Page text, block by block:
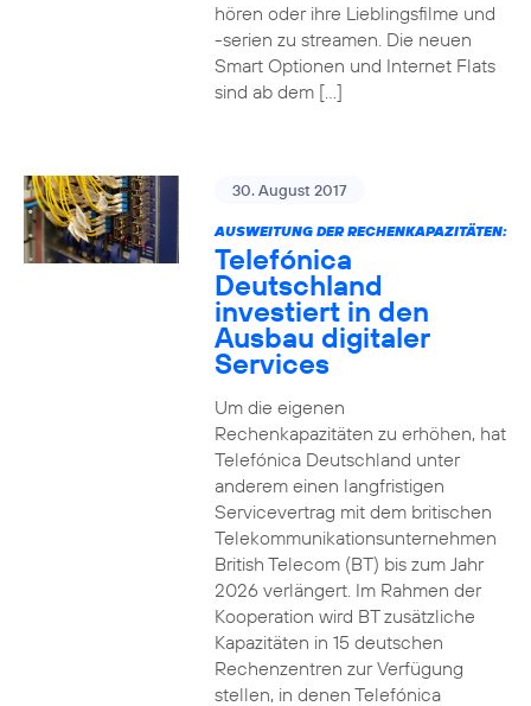
hören oder ihre Lieblingsfilme und
-serien zu streamen. Die neuen
Smart Optionen und Internet Flats
sind ab dem […]
30. August 2017
AUSWEITUNG DER RECHENKAPAZITÄTEN:
Telefónica
Deutschland
investiert in den
Ausbau digitaler
Services
Um die eigenen
Rechenkapazitäten zu erhöhen, hat
Telefónica Deutschland unter
anderem einen langfristigen
Servicevertrag mit dem britischen
Telekommunikationsunternehmen
British Telecom (BT) bis zum Jahr
2026 verlängert. Im Rahmen der
Kooperation wird BT zusätzliche
Kapazitäten in 15 deutschen
Rechenzentren zur Verfügung
stellen, in denen Telefónica